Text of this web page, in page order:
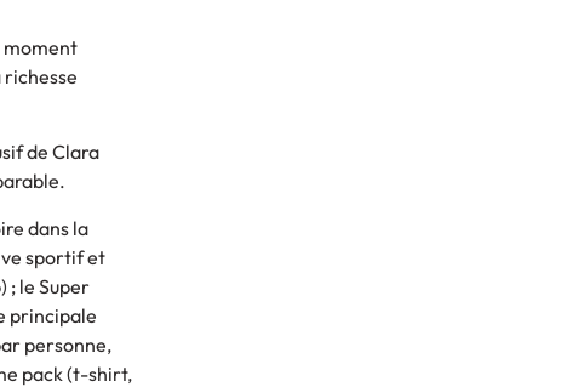
moment
de Clara
dans la
sportif et
; le Super
principale
personne,
pack (t-shirt,